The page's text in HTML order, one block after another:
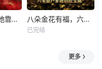
别惹大小姐，她靠山是哮天犬 八朵金花有福，六零猎户爹进山挖宝藏
已完结
更多